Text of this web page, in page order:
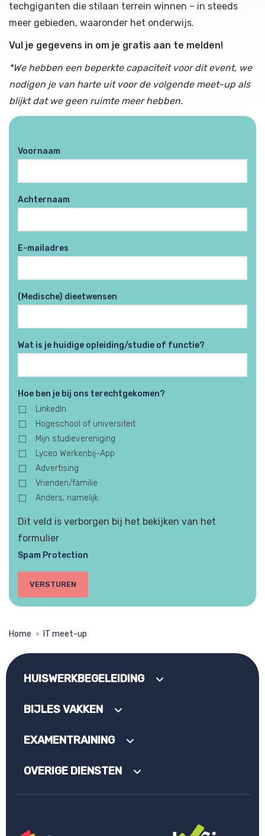
techgiganten die stilaan terrein winnen – in steeds
meer gebieden, waaronder het onderwijs.
Vul je gegevens in om je gratis aan te melden!
*We hebben een beperkte capaciteit voor dit event, we
nodigen je van harte uit voor de volgende meet-up als
blijkt dat we geen ruimte meer hebben.
Voornaam
Achternaam
E-mailadres
(Medische) dieetwensen
Wat is je huidige opleiding/studie of functie?
Hoe ben je bij ons terechtgekomen?
LinkedIn
Hogeschool of universiteit
Mijn studievereniging
Lyceo Werkenbij-App
Advertising
Vrienden/familie
Anders, namelijk:
Dit veld is verborgen bij het bekijken van het
formulier
Spam Protection
Home > IT meet-up
HUISWERKBEGELEIDING
BIJLES VAKKEN
EXAMENTRAINING
OVERIGE DIENSTEN